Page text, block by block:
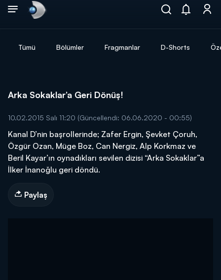
Tümü Bölümler Fragmanlar D-Shorts
Arka Sokaklar’a Geri Dönüş!
10.02.2015 Salı 11:20 (Güncellendi: 06.06.2020 - 00:55)
Kanal D’nin başrollerinde; Zafer Ergin, Şevket Çoruh,
Özgür Ozan, Müge Boz, Can Nergiz, Alp Korkmaz ve
Beril Kayar’ın oynadıkları sevilen dizisi “Arka Sokaklar”a
İlker İnanoğlu geri döndü.
Paylaş